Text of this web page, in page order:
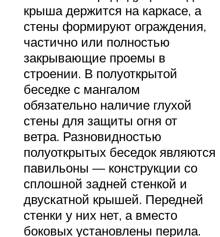
крыша держится на каркасе, а
стены формируют ограждения,
частично или полностью
закрывающие проемы в
строении. В полуоткрытой
беседке с мангалом
обязательно наличие глухой
стены для защиты огня от
ветра. Разновидностью
полуоткрытых беседок являются
павильоны — конструкции со
сплошной задней стенкой и
двускатной крышей. Передней
стенки у них нет, а вместо
боковых установлены перила.